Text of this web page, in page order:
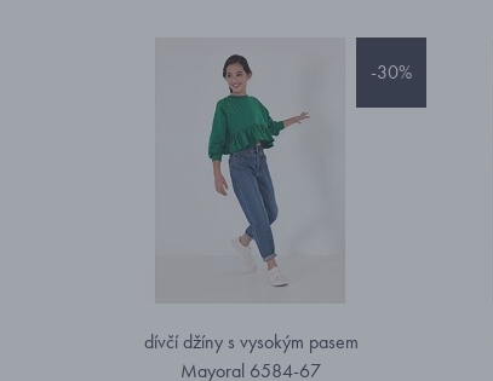
-30%
dívčí džíny s vysokým pasem
Mayoral 6584-67